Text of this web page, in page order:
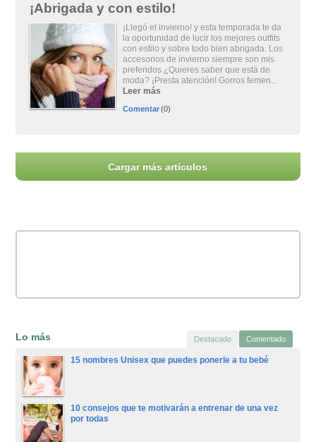
¡Abrigada y con estilo!
¡Llegó el invierno! y esta temporada te da
la oportunidad de lucir los mejores outfits
con estilo y sobre todo bien abrigada. Los
accesorios de invierno siempre son mis
preferidos ¿Quieres saber que está de
moda? ¡Presta atención! Gorros femen...
Leer más
Comentar(0)
Cargar más artículos
Lo más Destacado Comentado
15 nombres Unisex que puedes ponerle a tu bebé
10 consejos que te motivarán a entrenar de una vez
por todas